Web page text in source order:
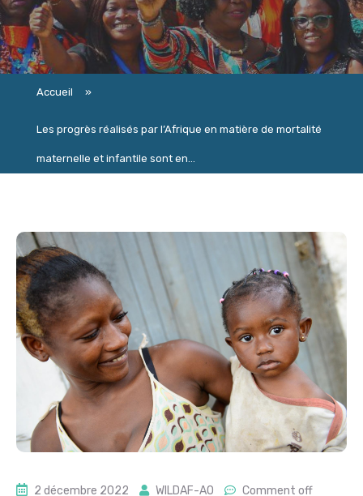
Accueil »
Les progrès réalisés par l’Afrique en matière de mortalité
maternelle et infantile sont en...
2 décembre 2022 WILDAF-AO Comment off